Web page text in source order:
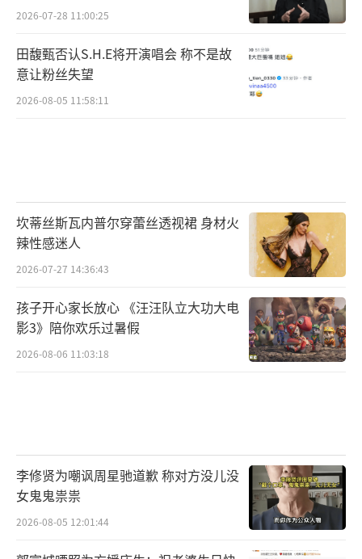
2026-07-28 11:00:25
田馥甄否认S.H.E将开演唱会 称不是故
意让粉丝失望
2026-08-05 11:58:11
坎蒂丝斯瓦内普尔穿蕾丝透视裙 身材火
辣性感迷人
2026-07-27 14:36:43
孩子开心家长放心 《汪汪队立大功大电
影3》陪你欢乐过暑假
2026-08-06 11:03:18
李修贤为嘲讽周星驰道歉 称对方没儿没
女鬼鬼祟祟
2026-08-05 12:01:44